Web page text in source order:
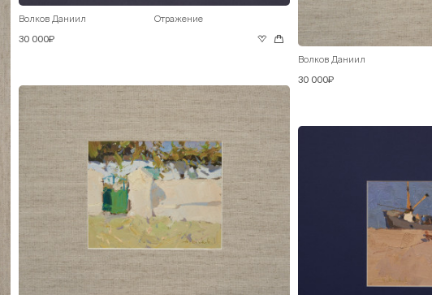
Волков Даниил Отражение
30 000₽
Волков Даниил
30 000₽